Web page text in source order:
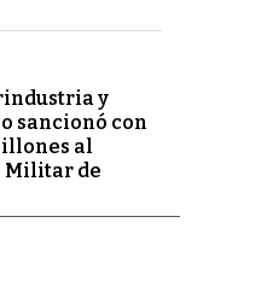
y
sancionó con
al
Militar de